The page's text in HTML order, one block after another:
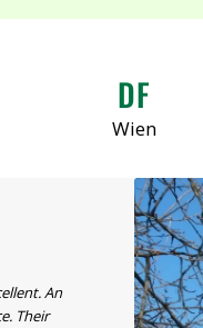
DF
Wien
An
Their